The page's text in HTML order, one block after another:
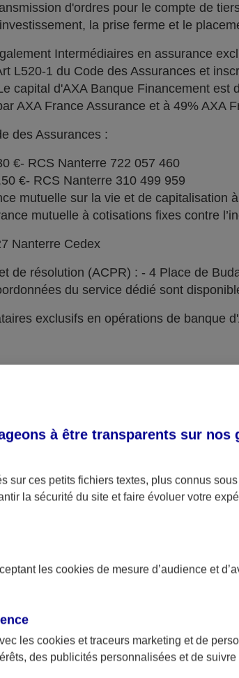
d'ordres pour le compte de
la prise ferme et le
Intermédiaires en assurance
L520-1 du Code des Assurances et
capital d'AXA Banque Financement est
AXA France Assurance et à 49% AXA
des Assurances :
€- RCS Nanterre 722 057 460
€- RCS Nanterre 310 499 959
mutuelle sur la vie et de capitalisation
mutuelle à cotisations fixes contre
Nanterre Cedex
de résolution (ACPR) : - 4 Place de
du service dédié sont
exclusifs en opérations de banque
à être transparents sur nos
sur ces petits fichiers textes, plus connus
la sécurité du site et faire évoluer votre
les cookies de mesure d’audience et
les cookies et traceurs marketing et de
des publicités personnalisées et de